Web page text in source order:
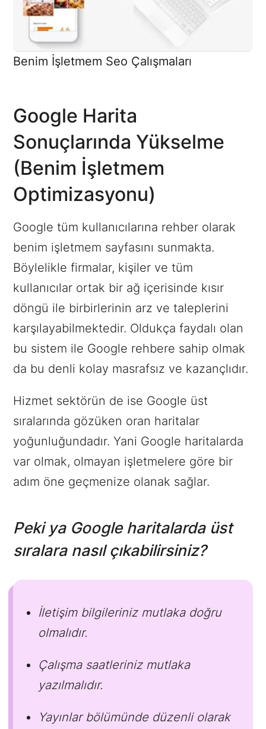
Benim İşletmem Seo Çalışmaları
Google Harita
Sonuçlarında Yükselme
(Benim İşletmem
Optimizasyonu)
Google tüm kullanıcılarına rehber olarak
benim işletmem sayfasını sunmakta.
Böylelikle firmalar, kişiler ve tüm
kullanıcılar ortak bir ağ içerisinde kısır
döngü ile birbirlerinin arz ve taleplerini
karşılayabilmektedir. Oldukça faydalı olan
bu sistem ile Google rehbere sahip olmak
da bu denli kolay masrafsız ve kazançlıdır.
Hizmet sektörün de ise Google üst
sıralarında gözüken oran haritalar
yoğunluğundadır. Yani Google haritalarda
var olmak, olmayan işletmelere göre bir
adım öne geçmenize olanak sağlar.
Peki ya Google haritalarda üst
sıralara nasıl çıkabilirsiniz?
İletişim bilgileriniz mutlaka doğru
olmalıdır.
Çalışma saatleriniz mutlaka
yazılmalıdır.
Yayınlar bölümünde düzenli olarak